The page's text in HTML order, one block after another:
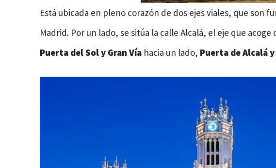
Está ubicada en pleno corazón de dos ejes viales, que son
Madrid. Por un lado, se sitúa la calle Alcalá, el eje que
Puerta del Sol y Gran Vía hacia un lado, Puerta de Alcalá